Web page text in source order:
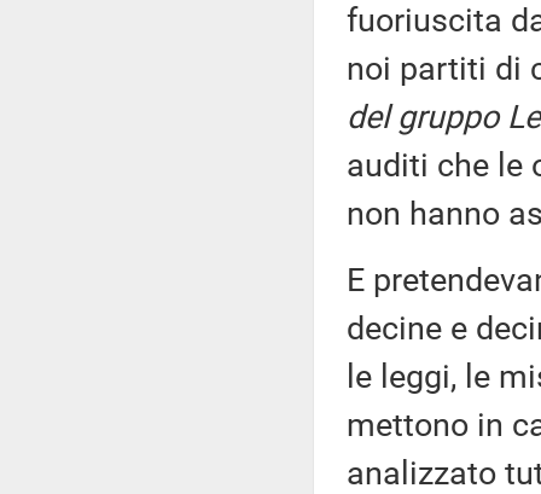
fuoriuscita
noi partiti di
del gruppo
auditi che le
non hanno
E
decine e
le leggi, le
mettono in
analizzato